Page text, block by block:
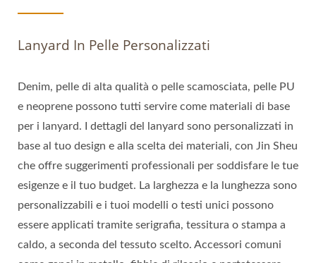
Lanyard In Pelle Personalizzati
Denim, pelle di alta qualità o pelle scamosciata, pelle PU
e neoprene possono tutti servire come materiali di base
per i lanyard. I dettagli del lanyard sono personalizzati in
base al tuo design e alla scelta dei materiali, con Jin Sheu
che offre suggerimenti professionali per soddisfare le tue
esigenze e il tuo budget. La larghezza e la lunghezza sono
personalizzabili e i tuoi modelli o testi unici possono
essere applicati tramite serigrafia, tessitura o stampa a
caldo, a seconda del tessuto scelto. Accessori comuni